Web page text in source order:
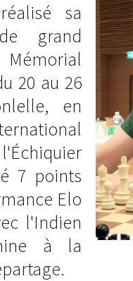
sa
grand
20 au 26
en
7 points
Elo
l'Indien
à la